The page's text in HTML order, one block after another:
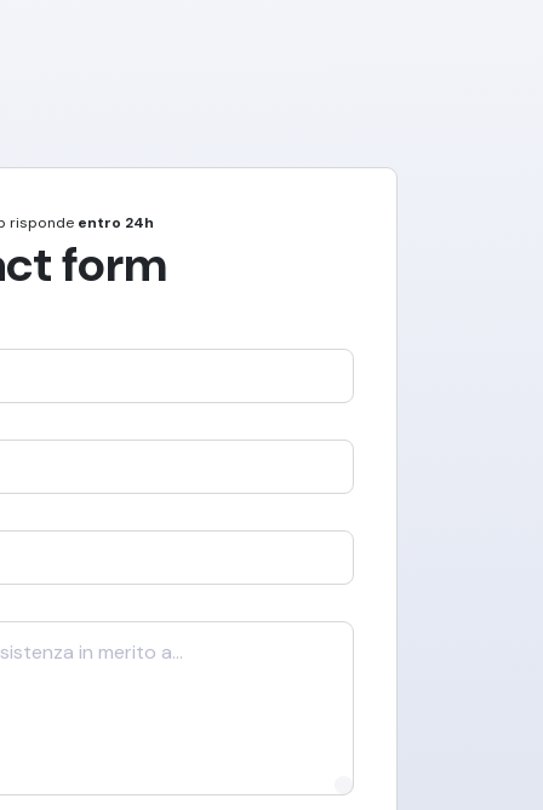
risponde entro 24h
form